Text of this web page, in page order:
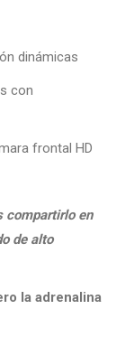
dinámicas
con
frontal HD
compartirlo en
de alto
la adrenalina